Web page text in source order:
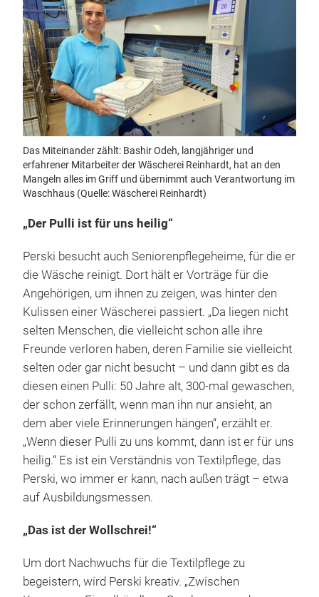
Das Miteinander zählt: Bashir Odeh, langjähriger und
erfahrener Mitarbeiter der Wäscherei Reinhardt, hat an den
Mangeln alles im Griff und übernimmt auch Verantwortung im
Waschhaus (Quelle: Wäscherei Reinhardt)
„Der Pulli ist für uns heilig“
Perski besucht auch Seniorenpflegeheime, für die er
die Wäsche reinigt. Dort hält er Vorträge für die
Angehörigen, um ihnen zu zeigen, was hinter den
Kulissen einer Wäscherei passiert. „Da liegen nicht
selten Menschen, die vielleicht schon alle ihre
Freunde verloren haben, deren Familie sie vielleicht
selten oder gar nicht besucht – und dann gibt es da
diesen einen Pulli: 50 Jahre alt, 300-mal gewaschen,
der schon zerfällt, wenn man ihn nur ansieht, an
dem aber viele Erinnerungen hängen“, erzählt er.
„Wenn dieser Pulli zu uns kommt, dann ist er für uns
heilig.“ Es ist ein Verständnis von Textilpflege, das
Perski, wo immer er kann, nach außen trägt – etwa
auf Ausbildungsmessen.
„Das ist der Wollschrei!“
Um dort Nachwuchs für die Textilpflege zu
begeistern, wird Perski kreativ. „Zwischen